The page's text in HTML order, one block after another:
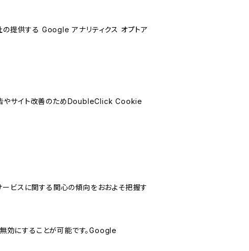
提供する Google アナリティクス オプトア
告やサイト改善のためDoubleClick Cookie
ビスに関する関心の傾向をおおよそ把握す
効にすることが可能です。Google